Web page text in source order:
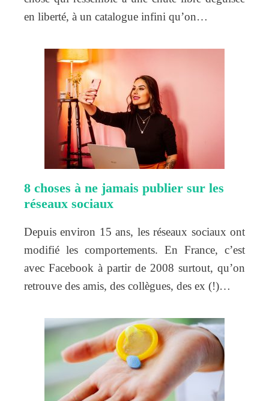
en liberté, à un catalogue infini qu’on…
8 choses à ne jamais publier sur les
réseaux sociaux
Depuis environ 15 ans, les réseaux sociaux ont
modifié les comportements. En France, c’est
avec Facebook à partir de 2008 surtout, qu’on
retrouve des amis, des collègues, des ex (!)…